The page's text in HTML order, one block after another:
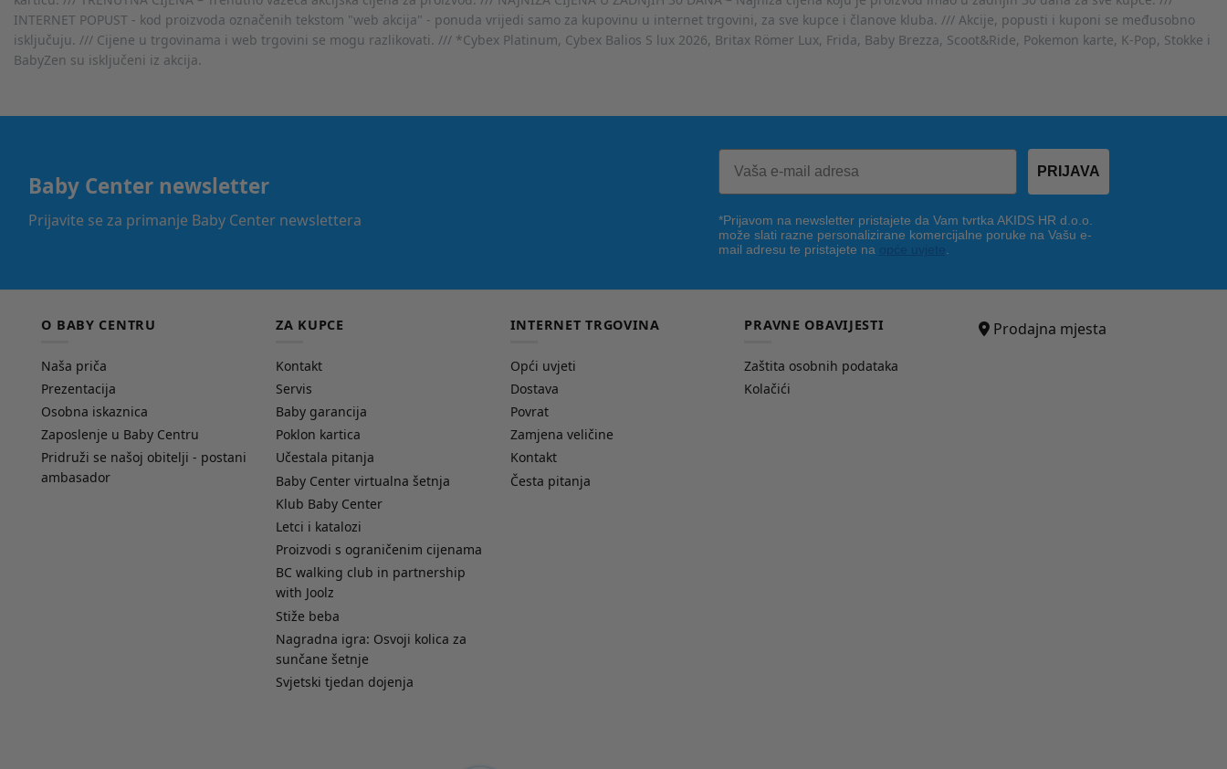
INTERNET POPUST - kod proizvoda označenih tekstom "web akcija" - ponuda vrijedi samo za kupovinu u internet trgovini, za sve kupce i članove kluba. /// Akcije, popusti i kuponi se međusobno
isključuju. /// Cijene u trgovinama i web trgovini se mogu razlikovati. /// *Cybex Platinum, Cybex Balios S lux 2026, Britax Römer Lux, Frida, Baby Brezza, Scoot&Ride, Pokemon karte, K-Pop, Stokke i
BabyZen su isključeni iz akcija.
Baby Center newsletter
Prijavite se za primanje Baby Center newslettera
PRIJAVA
*Prijavom na newsletter pristajete da Vam tvrtka AKIDS HR d.o.o.
može slati razne personalizirane komercijalne poruke na Vašu e-
mail adresu te pristajete na
.
O BABY CENTRU
Naša priča
Prezentacija
Osobna iskaznica
Zaposlenje u Baby Centru
Pridruži se našoj obitelji - postani
ambasador
ZA KUPCE
Kontakt
Servis
Baby garancija
Poklon kartica
Učestala pitanja
Baby Center virtualna šetnja
Klub Baby Center
Letci i katalozi
Proizvodi s ograničenim cijenama
BC walking club in partnership
with Joolz
Stiže beba
Nagradna igra: Osvoji kolica za
sunčane šetnje
Svjetski tjedan dojenja
INTERNET TRGOVINA
Opći uvjeti
Dostava
Povrat
Zamjena veličine
Kontakt
Česta pitanja
PRAVNE OBAVIJESTI
Zaštita osobnih podataka
Kolačići
Prodajna mjesta